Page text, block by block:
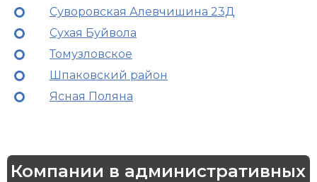
Суворовская Алевчишина 23Д
Сухая Буйвола
Томузловское
Шпаковский район
Ясная Поляна
Компании в административных